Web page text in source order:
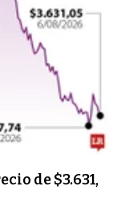
de $3.631,